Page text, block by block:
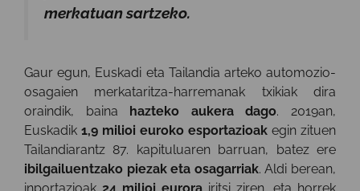
merkatuan sartzeko.
Gaur egun, Euskadi eta Tailandia arteko automozio-
osagaien merkataritza-harremanak txikiak dira
oraindik, baina hazteko aukera dago. 2019an,
Euskadik 1,9 milioi euroko esportazioak egin zituen
Tailandiarantz 87. kapituluaren barruan, batez ere
ibilgailuentzako piezak eta osagarriak. Aldi berean,
inportazioak 24 milioi eurora iritsi ziren, eta horrek